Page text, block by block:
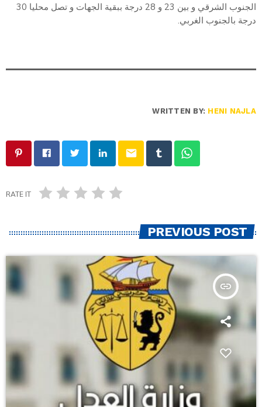
الجنوب الشرقي و بين 23 و 28 درجة ببقية الجهات و تصل محليا 30
درجة بالجنوب الغربي.
WRITTEN BY: HENI NAJLA
email
RATE IT
PREVIOUS POST
insert_link